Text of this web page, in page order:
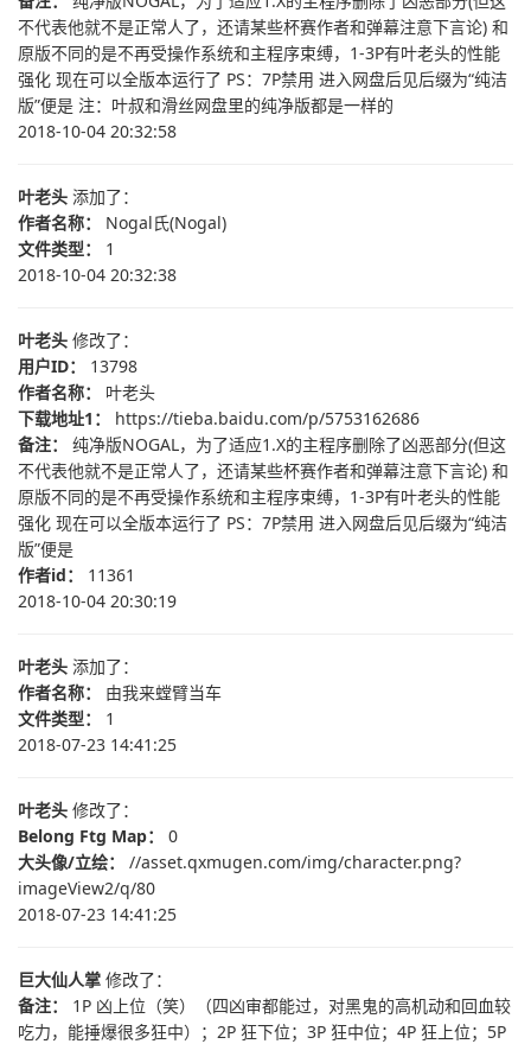
不代表他就不是正常人了，还请某些杯赛作者和弹幕注意下言论) 和
原版不同的是不再受操作系统和主程序束缚，1-3P有叶老头的性能
强化 现在可以全版本运行了 PS：7P禁用 进入网盘后见后缀为“纯洁
版”便是 注：叶叔和滑丝网盘里的纯净版都是一样的
2018-10-04 20:32:58
叶老头 添加了：
作者名称： Nogal氏(Nogal)
文件类型： 1
2018-10-04 20:32:38
叶老头 修改了：
用户ID： 13798
作者名称： 叶老头
下载地址1： https://tieba.baidu.com/p/5753162686
备注： 纯净版NOGAL，为了适应1.X的主程序删除了凶恶部分(但这
不代表他就不是正常人了，还请某些杯赛作者和弹幕注意下言论) 和
原版不同的是不再受操作系统和主程序束缚，1-3P有叶老头的性能
强化 现在可以全版本运行了 PS：7P禁用 进入网盘后见后缀为“纯洁
版”便是
作者id： 11361
2018-10-04 20:30:19
叶老头 添加了：
作者名称： 由我来螳臂当车
文件类型： 1
2018-07-23 14:41:25
叶老头 修改了：
Belong Ftg Map： 0
大头像/立绘： //asset.qxmugen.com/img/character.png?
imageView2/q/80
2018-07-23 14:41:25
巨大仙人掌 修改了：
备注： 1P 凶上位（笑）（四凶审都能过，对黑鬼的高机动和回血较
吃力，能捶爆很多狂中）；2P 狂下位；3P 狂中位；4P 狂上位；5P